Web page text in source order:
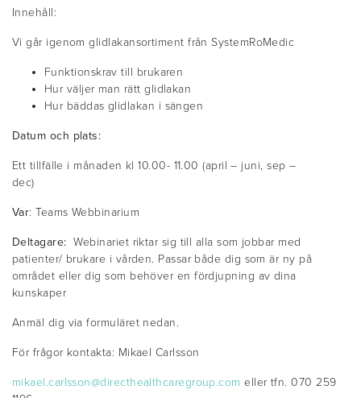
Innehåll:
Vi går igenom glidlakansortiment från SystemRoMedic
Funktionskrav till brukaren
Hur väljer man rätt glidlakan
Hur bäddas glidlakan i sängen
Datum och plats:
Ett tillfälle i månaden kl 10.00- 11.00 (april – juni, sep –
dec)
Var: Teams Webbinarium
Deltagare: Webinariet riktar sig till alla som jobbar med
patienter/ brukare i vården. Passar både dig som är ny på
området eller dig som behöver en fördjupning av dina
kunskaper
Anmäl dig via formuläret nedan.
För frågor kontakta: Mikael Carlsson
mikael.carlsson@directhealthcaregroup.com eller tfn. 070 259